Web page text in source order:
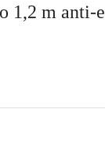
1,2 m anti-